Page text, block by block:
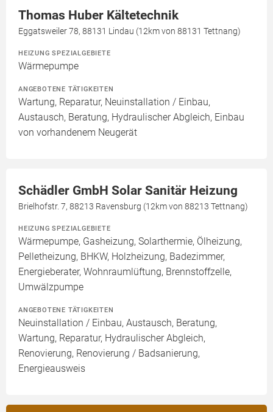
Thomas Huber Kältetechnik
Eggatsweiler 78, 88131 Lindau (12km von 88131 Tettnang)
HEIZUNG SPEZIALGEBIETE
Wärmepumpe
ANGEBOTENE TÄTIGKEITEN
Wartung, Reparatur, Neuinstallation / Einbau,
Austausch, Beratung, Hydraulischer Abgleich, Einbau
von vorhandenem Neugerät
Schädler GmbH Solar Sanitär Heizung
Brielhofstr. 7, 88213 Ravensburg (12km von 88213 Tettnang)
HEIZUNG SPEZIALGEBIETE
Wärmepumpe, Gasheizung, Solarthermie, Ölheizung,
Pelletheizung, BHKW, Holzheizung, Badezimmer,
Energieberater, Wohnraumlüftung, Brennstoffzelle,
Umwälzpumpe
ANGEBOTENE TÄTIGKEITEN
Neuinstallation / Einbau, Austausch, Beratung,
Wartung, Reparatur, Hydraulischer Abgleich,
Renovierung, Renovierung / Badsanierung,
Energieausweis